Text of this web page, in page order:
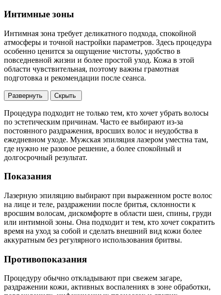
Интимные зоны
Интимная зона требует деликатного подхода, спокойной
атмосферы и точной настройки параметров. Здесь процедура
особенно ценится за ощущение чистоты, удобство в
повседневной жизни и более простой уход. Кожа в этой
области чувствительная, поэтому важны грамотная
подготовка и рекомендации после сеанса.
Развернуть Скрыть
Процедура подходит не только тем, кто хочет убрать волосы
по эстетическим причинам. Часто ее выбирают из-за
постоянного раздражения, вросших волос и неудобства в
ежедневном уходе. Мужская эпиляция лазером уместна там,
где нужно не разовое решение, а более спокойный и
долгосрочный результат.
Показания
Лазерную эпиляцию выбирают при выраженном росте волос
на лице и теле, раздражении после бритья, склонности к
вросшим волосам, дискомфорте в области шеи, спины, груди
или интимной зоны. Она подходит и тем, кто хочет сократить
время на уход за собой и сделать внешний вид кожи более
аккуратным без регулярного использования бритвы.
Противопоказания
Процедуру обычно откладывают при свежем загаре,
раздражении кожи, активных воспалениях в зоне обработки,